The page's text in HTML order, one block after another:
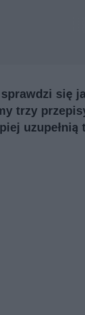
się
trzy
uzupełnią